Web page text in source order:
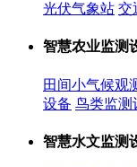
光伏气象站 交
智慧农业监测
田间小气候观
设备 鸟类监测
智慧水文监测